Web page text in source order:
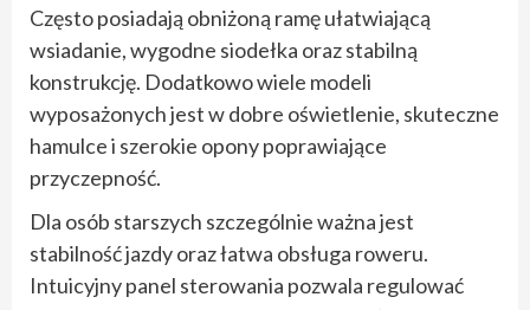
Często posiadają obniżoną ramę ułatwiającą
wsiadanie, wygodne siodełka oraz stabilną
konstrukcję. Dodatkowo wiele modeli
wyposażonych jest w dobre oświetlenie, skuteczne
hamulce i szerokie opony poprawiające
przyczepność.
Dla osób starszych szczególnie ważna jest
stabilność jazdy oraz łatwa obsługa roweru.
Intuicyjny panel sterowania pozwala regulować